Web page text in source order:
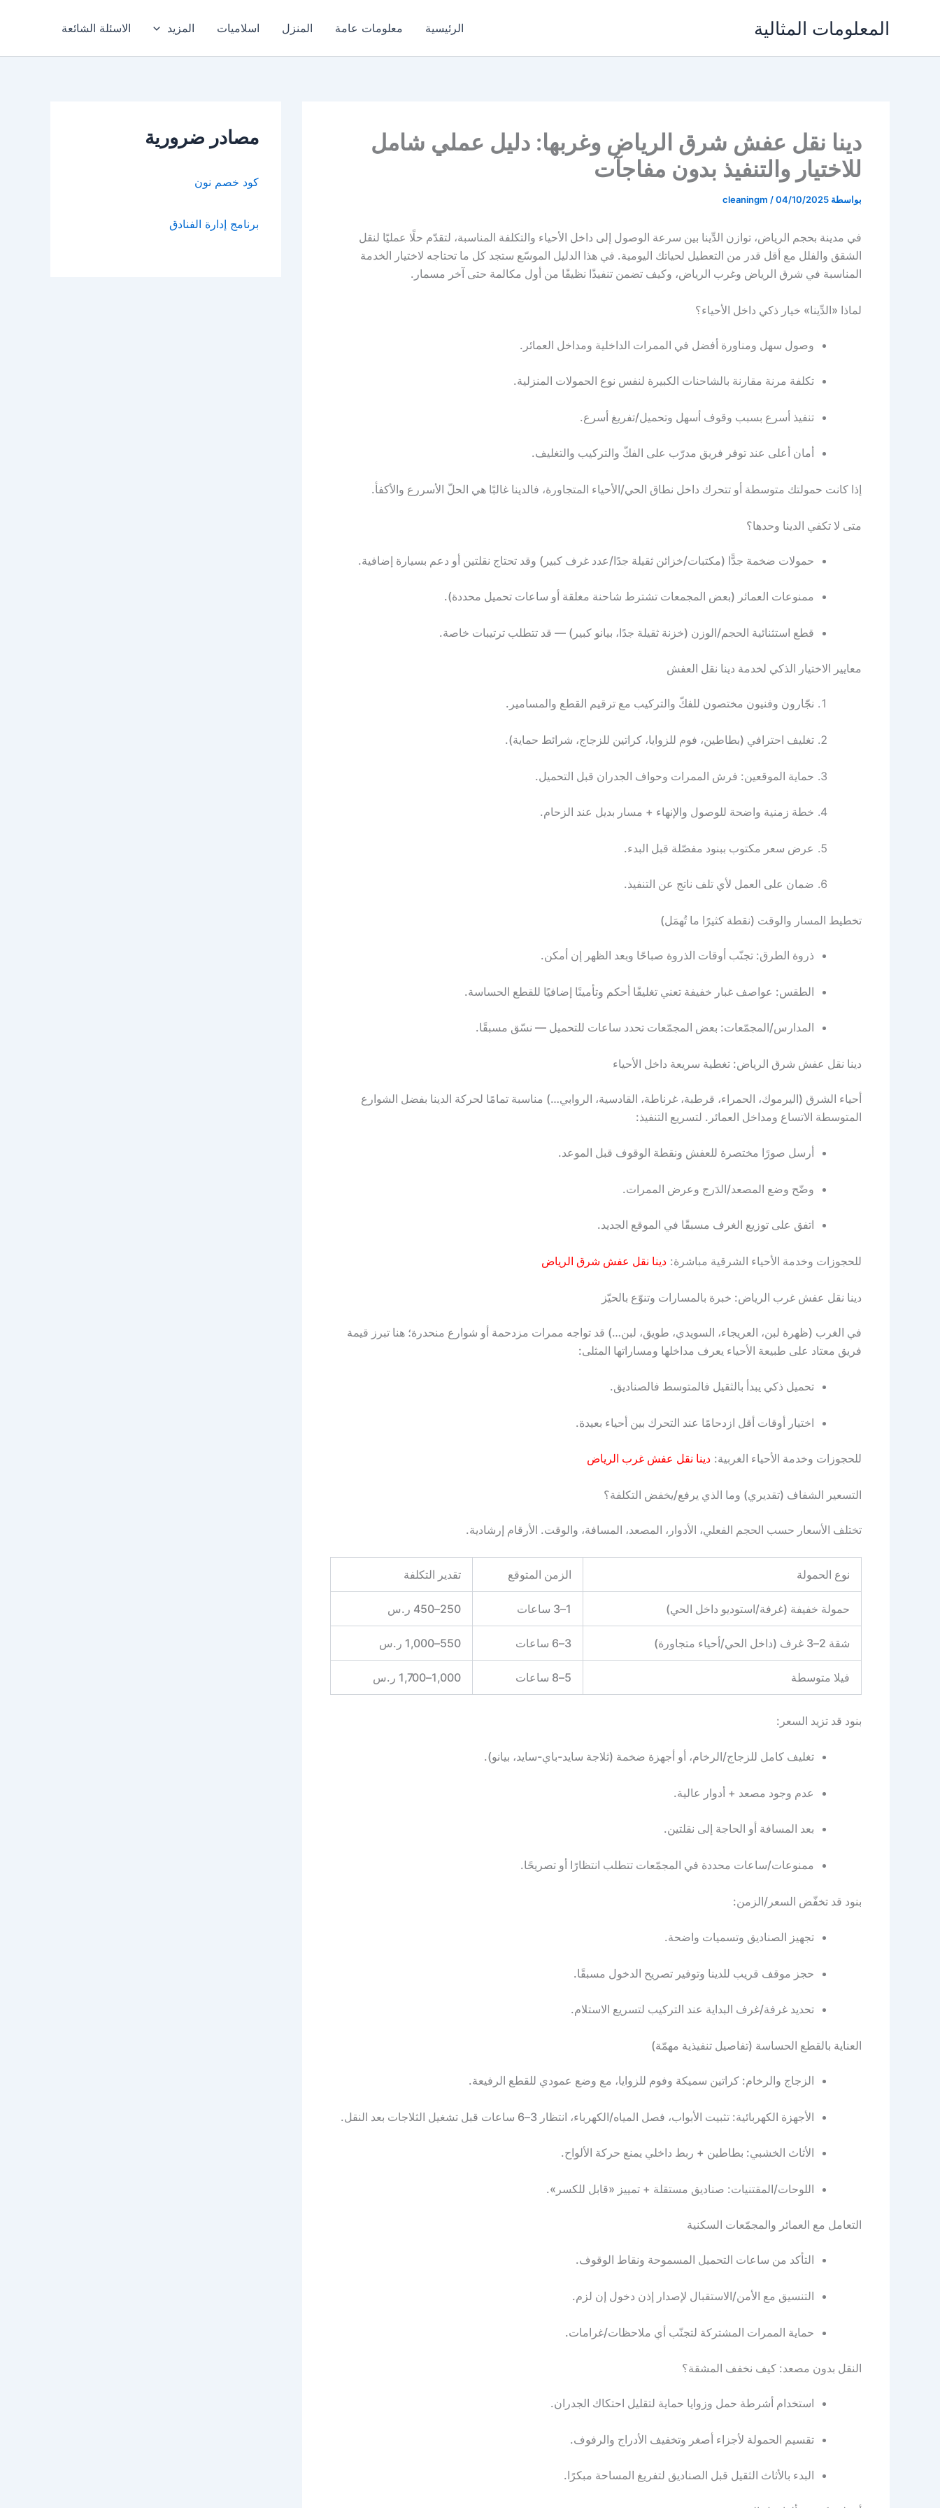
المعلومات المثالية الرئيسية معلومات عامة المنزل اسلاميات المزيد الاسئلة الشائعة
دينا نقل عفش شرق الرياض وغربها: دليل عملي شامل
للاختيار والتنفيذ بدون مفاجآت
بواسطة cleaningm /04/10/2025
في مدينة بحجم الرياض، توازن الدِّينا بين سرعة الوصول إلى داخل الأحياء والتكلفة المناسبة، لتقدّم حلًا عمليًا لنقل
الشقق والفلل مع أقل قدر من التعطيل لحياتك اليومية. في هذا الدليل الموسّع ستجد كل ما تحتاجه لاختيار الخدمة
المناسبة في شرق الرياض وغرب الرياض، وكيف تضمن تنفيذًا نظيفًا من أول مكالمة حتى آخر مسمار.
لماذا «الدِّينا» خيار ذكي داخل الأحياء؟
وصول سهل ومناورة أفضل في الممرات الداخلية ومداخل العمائر.
تكلفة مرنة مقارنة بالشاحنات الكبيرة لنفس نوع الحمولات المنزلية.
تنفيذ أسرع بسبب وقوف أسهل وتحميل/تفريغ أسرع.
أمان أعلى عند توفر فريق مدرّب على الفكّ والتركيب والتغليف.
إذا كانت حمولتك متوسطة أو تتحرك داخل نطاق الحي/الأحياء المتجاورة، فالدينا غالبًا هي الحلّ الأسررع والأكفأ.
متى لا تكفي الدينا وحدها؟
حمولات ضخمة جدًّا (مكتبات/خزائن ثقيلة جدًا/عدد غرف كبير) وقد تحتاج نقلتين أو دعم بسيارة إضافية.
ممنوعات العمائر (بعض المجمعات تشترط شاحنة مغلقة أو ساعات تحميل محددة).
قطع استثنائية الحجم/الوزن (خزنة ثقيلة جدًا، بيانو كبير) — قد تتطلب ترتيبات خاصة.
معايير الاختيار الذكي لخدمة دينا نقل العفش
نجّارون وفنيون مختصون للفكّ والتركيب مع ترقيم القطع والمسامير.
تغليف احترافي (بطاطين، فوم للزوايا، كراتين للزجاج، شرائط حماية).
حماية الموقعين: فرش الممرات وحواف الجدران قبل التحميل.
خطة زمنية واضحة للوصول والإنهاء + مسار بديل عند الزحام.
عرض سعر مكتوب ببنود مفصّلة قبل البدء.
ضمان على العمل لأي تلف ناتج عن التنفيذ.
تخطيط المسار والوقت (نقطة كثيرًا ما تُهمَل)
ذروة الطرق: تجنّب أوقات الذروة صباحًا وبعد الظهر إن أمكن.
الطقس: عواصف غبار خفيفة تعني تغليفًا أحكم وتأمينًا إضافيًا للقطع الحساسة.
المدارس/المجمّعات: بعض المجمّعات تحدد ساعات للتحميل — نسّق مسبقًا.
دينا نقل عفش شرق الرياض: تغطية سريعة داخل الأحياء
أحياء الشرق (اليرموك، الحمراء، قرطبة، غرناطة، القادسية، الروابي…) مناسبة تمامًا لحركة الدينا بفضل الشوارع
المتوسطة الاتساع ومداخل العمائر. لتسريع التنفيذ:
أرسل صورًا مختصرة للعفش ونقطة الوقوف قبل الموعد.
وضّح وضع المصعد/الدَرج وعرض الممرات.
اتفق على توزيع الغرف مسبقًا في الموقع الجديد.
للحجوزات وخدمة الأحياء الشرقية مباشرة: دينا نقل عفش شرق الرياض
دينا نقل عفش غرب الرياض: خبرة بالمسارات وتنوّع بالحيّز
في الغرب (ظهرة لبن، العريجاء، السويدي، طويق، لبن…) قد تواجه ممرات مزدحمة أو شوارع منحدرة؛ هنا تبرز قيمة
فريق معتاد على طبيعة الأحياء يعرف مداخلها ومساراتها المثلى:
تحميل ذكي يبدأ بالثقيل فالمتوسط فالصناديق.
اختيار أوقات أقل ازدحامًا عند التحرك بين أحياء بعيدة.
للحجوزات وخدمة الأحياء الغربية: دينا نقل عفش غرب الرياض
التسعير الشفاف (تقديري) وما الذي يرفع/يخفض التكلفة؟
تختلف الأسعار حسب الحجم الفعلي، الأدوار، المصعد، المسافة، والوقت. الأرقام إرشادية.
نوع الحمولة الزمن المتوقع تقدير التكلفة
حمولة خفيفة (غرفة/استوديو داخل الحي) 1–3 ساعات 250–450 ر.س
شقة 2–3 غرف (داخل الحي/أحياء متجاورة) 3–6 ساعات 550–1,000 ر.س
فيلا متوسطة 5–8 ساعات 1,000–1,700 ر.س
بنود قد تزيد السعر:
تغليف كامل للزجاج/الرخام، أو أجهزة ضخمة (ثلاجة سايد-باي-سايد، بيانو).
عدم وجود مصعد + أدوار عالية.
بعد المسافة أو الحاجة إلى نقلتين.
ممنوعات/ساعات محددة في المجمّعات تتطلب انتظارًا أو تصريحًا.
بنود قد تخفّض السعر/الزمن:
تجهيز الصناديق وتسميات واضحة.
حجز موقف قريب للدينا وتوفير تصريح الدخول مسبقًا.
تحديد غرفة/غرف البداية عند التركيب لتسريع الاستلام.
العناية بالقطع الحساسة (تفاصيل تنفيذية مهمّة)
الزجاج والرخام: كراتين سميكة وفوم للزوايا، مع وضع عمودي للقطع الرفيعة.
الأجهزة الكهربائية: تثبيت الأبواب، فصل المياه/الكهرباء، انتظار 3–6 ساعات قبل تشغيل الثلاجات بعد النقل.
الأثاث الخشبي: بطاطين + ربط داخلي يمنع حركة الألواح.
اللوحات/المقتنيات: صناديق مستقلة + تمييز «قابل للكسر».
التعامل مع العمائر والمجمّعات السكنية
التأكد من ساعات التحميل المسموحة ونقاط الوقوف.
التنسيق مع الأمن/الاستقبال لإصدار إذن دخول إن لزم.
حماية الممرات المشتركة لتجنّب أي ملاحظات/غرامات.
النقل بدون مصعد: كيف نخفف المشقة؟
استخدام أشرطة حمل وزوايا حماية لتقليل احتكاك الجدران.
تقسيم الحمولة لأجزاء أصغر وتخفيف الأدراج والرفوف.
البدء بالأثاث الثقيل قبل الصناديق لتفريغ المساحة مبكرًا.
مصادر ضرورية
كود خصم نون
برنامج إدارة الفنادق